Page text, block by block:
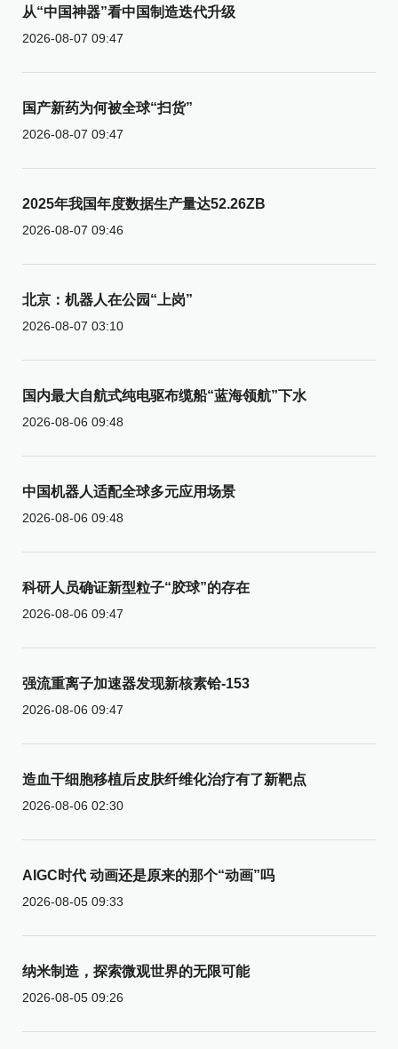
从“中国神器”看中国制造迭代升级
2026-08-07 09:47
国产新药为何被全球“扫货”
2026-08-07 09:47
2025年我国年度数据生产量达52.26ZB
2026-08-07 09:46
北京：机器人在公园“上岗”
2026-08-07 03:10
国内最大自航式纯电驱布缆船“蓝海领航”下水
2026-08-06 09:48
中国机器人适配全球多元应用场景
2026-08-06 09:48
科研人员确证新型粒子“胶球”的存在
2026-08-06 09:47
强流重离子加速器发现新核素铪-153
2026-08-06 09:47
造血干细胞移植后皮肤纤维化治疗有了新靶点
2026-08-06 02:30
AIGC时代 动画还是原来的那个“动画”吗
2026-08-05 09:33
纳米制造，探索微观世界的无限可能
2026-08-05 09:26